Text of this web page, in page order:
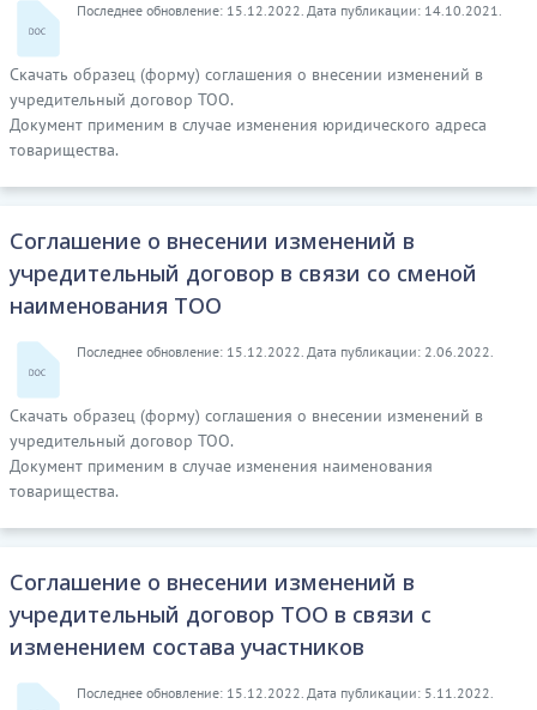
Последнее обновление: 15.12.2022. Дата публикации: 14.10.2021.
Скачать образец (форму) соглашения о внесении изменений в
учредительный договор ТОО.
Документ применим в случае изменения юридического адреса
товарищества.
Соглашение о внесении изменений в
учредительный договор в связи со сменой
наименования ТОО
Последнее обновление: 15.12.2022. Дата публикации: 2.06.2022.
Скачать образец (форму) соглашения о внесении изменений в
учредительный договор ТОО.
Документ применим в случае изменения наименования
товарищества.
Соглашение о внесении изменений в
учредительный договор ТОО в связи с
изменением состава участников
Последнее обновление: 15.12.2022. Дата публикации: 5.11.2022.